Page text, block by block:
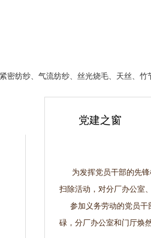
密纺纱、气流纺纱、丝光烧毛、天丝、
党建之窗
为发挥党员干部的先锋
扫除活动，对分厂办公室
参加义务劳动的党员干
碌，分厂办公室和门厅焕